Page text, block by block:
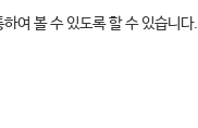
여 볼 수 있도록 할 수 있습니다.